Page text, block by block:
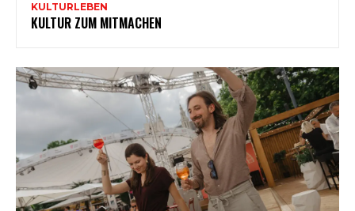
KULTURLEBEN
KULTUR ZUM MITMACHEN